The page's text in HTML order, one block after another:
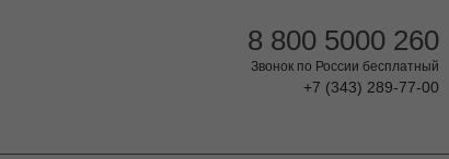
8 800 5000 260
Звонок по России бесплатный
+7 (343) 289-77-00